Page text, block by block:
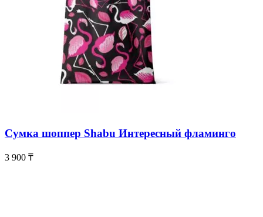
Сумка шоппер Shabu Интересный фламинго
3 900 ₸